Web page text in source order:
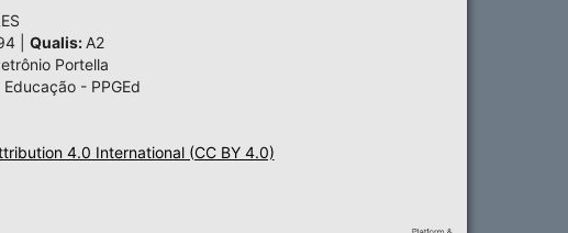
| Qualis: A2
Portella
- PPGEd
4.0 International (CC BY 4.0)